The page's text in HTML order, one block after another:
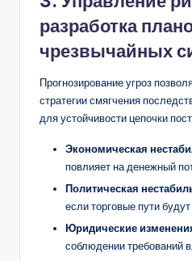
разработка
чрезвычайных
Прогнозирование угроз
стратегии смягчения
для устойчивости цепочки
Экономическая
повлияет на денежный
Политическая
если торговые пути
Юридические
соблюдении требований